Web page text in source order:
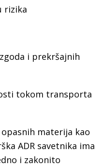
rizika
i prekršajnih
tokom transporta
materija kao
ADR savetnika ima
i zakonito